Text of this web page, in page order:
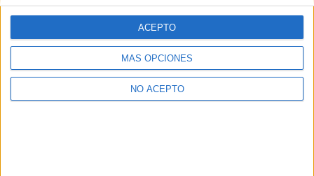
MÁS OPCIONES
NO ACEPTO
ACEPTO